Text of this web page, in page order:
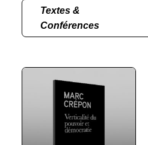
Textes &
Conférences